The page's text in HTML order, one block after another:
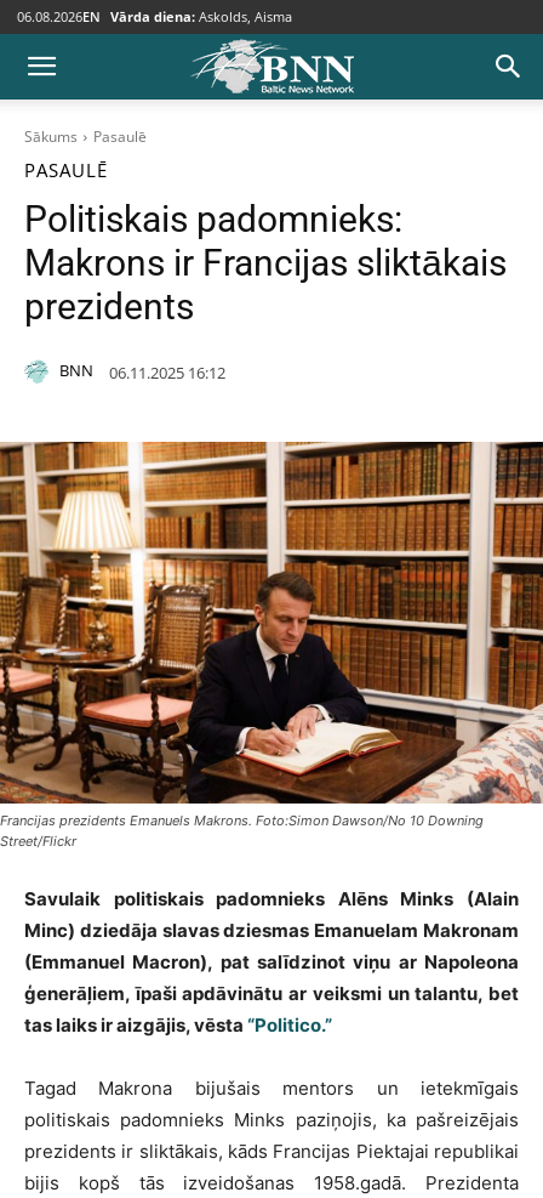
06.08.2026EN Vārda diena: Askolds, Aisma
Sākums Pasaulē
PASAULĒ
Politiskais padomnieks:
Makrons ir Francijas sliktākais
prezidents
BNN 06.11.2025 16:12
Francijas prezidents Emanuels Makrons. Foto:Simon Dawson/No 10 Downing
Street/Flickr
Savulaik politiskais padomnieks Alēns Minks (Alain
Minc) dziedāja slavas dziesmas Emanuelam Makronam
(Emmanuel Macron), pat salīdzinot viņu ar Napoleona
ģenerāļiem, īpaši apdāvinātu ar veiksmi un talantu, bet
tas laiks ir aizgājis, vēsta “Politico.”
Tagad Makrona bijušais mentors un ietekmīgais
politiskais padomnieks Minks paziņojis, ka pašreizējais
prezidents ir sliktākais, kāds Francijas Piektajai republikai
bijis kopš tās izveidošanas 1958.gadā. Prezidenta